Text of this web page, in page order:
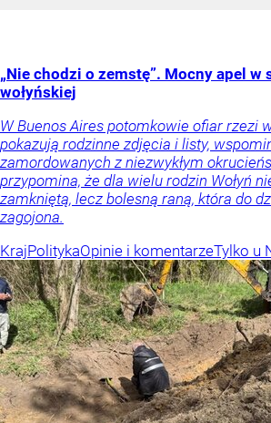
„Nie chodzi o zemstę”. Mocny apel w
wołyńskiej
W Buenos Aires potomkowie ofiar rzezi
pokazują rodzinne zdjęcia i listy,
zamordowanych z niezwykłym
przypomina, że dla wielu rodzin Wołyń
zamkniętą, lecz bolesną raną, która do
zagojona.
KrajPolitykaOpinie i komentarzeTylko u